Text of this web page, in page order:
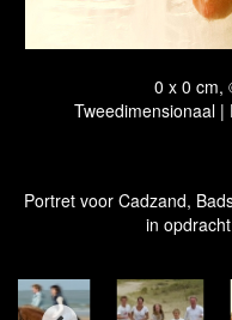
0 x 0 cm,
Tweedimensionaal
Portret voor Cadzand,
in